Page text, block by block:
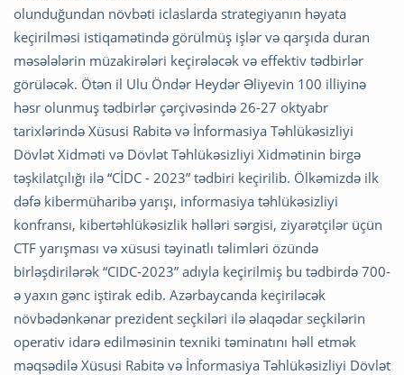
olunduğundan növbəti iclaslarda strategiyanın həyata
keçirilməsi istiqamətində görülmüş işlər və qarşıda duran
məsələlərin müzakirələri keçirələcək və effektiv tədbirlər
görüləcək. Ötən il Ulu Öndər Heydər Əliyevin 100 illiyinə
həsr olunmuş tədbirlər çərçivəsində 26-27 oktyabr
tarixlərində Xüsusi Rabitə və İnformasiya Təhlükəsizliyi
Dövlət Xidməti və Dövlət Təhlükəsizliyi Xidmətinin birgə
təşkilatçılığı ilə “CİDC - 2023” tədbiri keçirilib. Ölkəmizdə ilk
dəfə kibermüharibə yarışı, informasiya təhlükəsizliyi
konfransı, kibertəhlükəsizlik həlləri sərgisi, ziyarətçilər üçün
CTF yarışması və xüsusi təyinatlı təlimləri özündə
birləşdirilərək “CIDC-2023” adıyla keçirilmiş bu tədbirdə 700-
ə yaxın gənc iştirak edib. Azərbaycanda keçiriləcək
növbədənkənar prezident seçkiləri ilə əlaqədar seçkilərin
operativ idarə edilməsinin texniki təminatını həll etmək
məqsədilə Xüsusi Rabitə və İnformasiya Təhlükəsizliyi Dövlət